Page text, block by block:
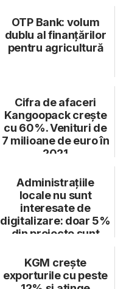
OTP Bank: volum
dublu al finanțărilor
pentru agricultură
Cifra de afaceri
Kangoopack crește
cu 60%. Venituri de
7 milioane de euro în
2021
Administrațiile
locale nu sunt
interesate de
digitalizare: doar 5%
din proiecte sunt
KGM crește
exporturile cu peste